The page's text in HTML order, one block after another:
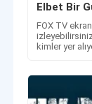
Elbet Bi̇r
FOX TV
kimler yer